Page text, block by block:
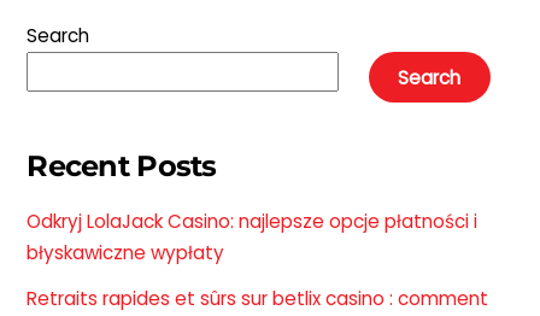
Search
Search
Recent Posts
Odkryj LolaJack Casino: najlepsze opcje płatności i
błyskawiczne wypłaty
Retraits rapides et sûrs sur betlix casino : comment